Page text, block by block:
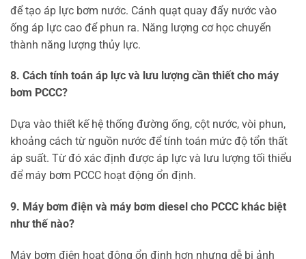
để tạo áp lực bơm nước. Cánh quạt quay đẩy nước vào
ống áp lực cao để phun ra. Năng lượng cơ học chuyển
thành năng lượng thủy lực.
8. Cách tính toán áp lực và lưu lượng cần thiết cho máy
bơm PCCC?
Dựa vào thiết kế hệ thống đường ống, cột nước, vòi phun,
khoảng cách từ nguồn nước để tính toán mức độ tổn thất
áp suất. Từ đó xác định được áp lực và lưu lượng tối thiểu
để máy bơm PCCC hoạt động ổn định.
9. Máy bơm điện và máy bơm diesel cho PCCC khác biệt
như thế nào?
Máy bơm điện hoạt động ổn định hơn nhưng dễ bị ảnh